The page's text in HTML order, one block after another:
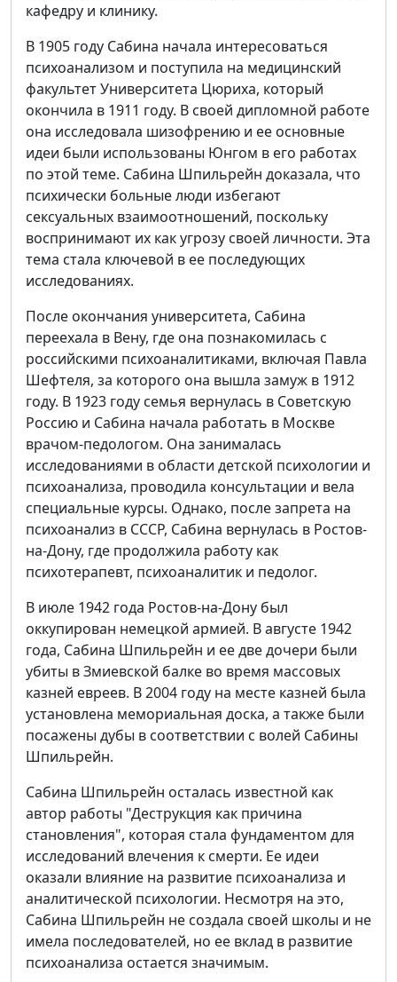
кафедру и клинику.
В 1905 году Сабина начала интересоваться
психоанализом и поступила на медицинский
факультет Университета Цюриха, который
окончила в 1911 году. В своей дипломной работе
она исследовала шизофрению и ее основные
идеи были использованы Юнгом в его работах
по этой теме. Сабина Шпильрейн доказала, что
психически больные люди избегают
сексуальных взаимоотношений, поскольку
воспринимают их как угрозу своей личности. Эта
тема стала ключевой в ее последующих
исследованиях.
После окончания университета, Сабина
переехала в Вену, где она познакомилась с
российскими психоаналитиками, включая Павла
Шефтеля, за которого она вышла замуж в 1912
году. В 1923 году семья вернулась в Советскую
Россию и Сабина начала работать в Москве
врачом-педологом. Она занималась
исследованиями в области детской психологии и
психоанализа, проводила консультации и вела
специальные курсы. Однако, после запрета на
психоанализ в СССР, Сабина вернулась в Ростов-
на-Дону, где продолжила работу как
психотерапевт, психоаналитик и педолог.
В июле 1942 года Ростов-на-Дону был
оккупирован немецкой армией. В августе 1942
года, Сабина Шпильрейн и ее две дочери были
убиты в Змиевской балке во время массовых
казней евреев. В 2004 году на месте казней была
установлена мемориальная доска, а также были
посажены дубы в соответствии с волей Сабины
Шпильрейн.
Сабина Шпильрейн осталась известной как
автор работы "Деструкция как причина
становления", которая стала фундаментом для
исследований влечения к смерти. Ее идеи
оказали влияние на развитие психоанализа и
аналитической психологии. Несмотря на это,
Сабина Шпильрейн не создала своей школы и не
имела последователей, но ее вклад в развитие
психоанализа остается значимым.